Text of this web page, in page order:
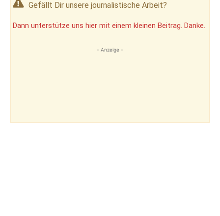
Gefällt Dir unsere journalistische Arbeit?
Dann unterstütze uns hier mit einem kleinen Beitrag. Danke.
- Anzeige -